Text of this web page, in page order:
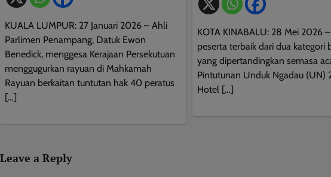
KUALA LUMPUR: 27 Januari 2026 – Ahli
Parlimen Penampang, Datuk Ewon
Benedick, menggesa Kerajaan Persekutuan
menggugurkan rayuan di Mahkamah
Rayuan berkaitan tuntutan hak 40 peratus
[…]
KOTA KINABALU: 28 Mei 2026
peserta terbaik dari dua kategori
yang dipertandingkan semasa
Pintutunan Unduk Ngadau (UN)
Hotel […]
Leave a Reply